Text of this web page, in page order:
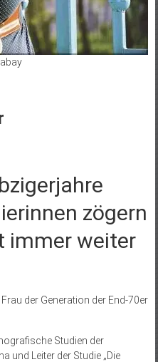
zögern
immer weiter
der Generation der End-70er
Studien der
und Leiter der Studie „Die